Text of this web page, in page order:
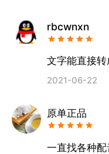
rbcwnxn
文字能直接
2021-06-22
原单正品
一直找各种